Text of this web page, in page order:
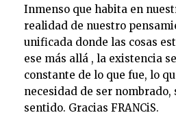
Inmenso que habita en
realidad de nuestro
unificada donde las cosas
ese más allá , la existencia
constante de lo que fue, lo
necesidad de ser nombrado,
sentido. Gracias FRANCiS.